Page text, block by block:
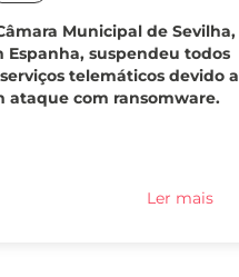
Municipal de Sevilha,
Espanha, suspendeu todos
telemáticos devido a
ataque com ransomware.
Ler mais